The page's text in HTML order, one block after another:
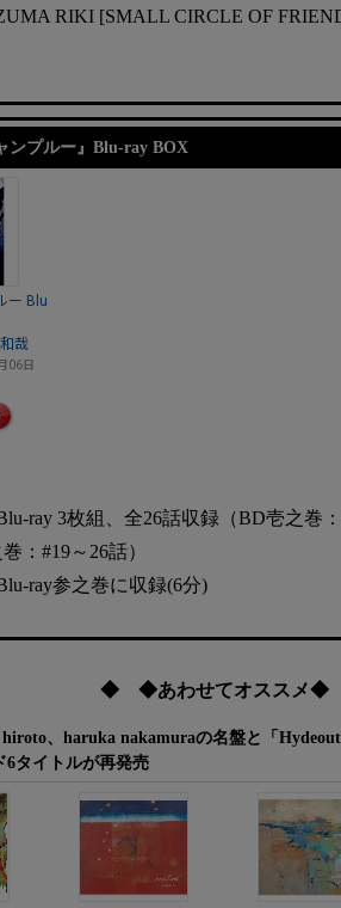
RIKI [SMALL CIRCLE OF
ンプルー』Blu-ray BOX
ー Blu
哉
06日
ray 3枚組、全26話収録（BD壱之巻
：#19～26話）
ray参之巻に収録(6分)
◆ ◆あわせてオススメ
hiroto、haruka nakamuraの名盤と「
6タイトルが再発売